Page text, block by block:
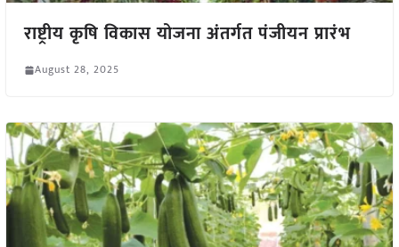
राष्ट्रीय कृषि विकास योजना अंतर्गत पंजीयन प्रारंभ
August 28, 2025